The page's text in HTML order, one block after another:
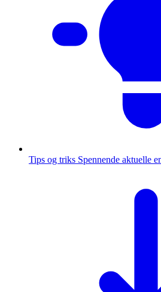
Tips og triks Spennende aktuelle